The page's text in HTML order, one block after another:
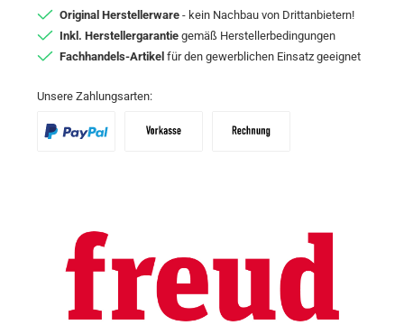
Original Herstellerware - kein Nachbau von Drittanbietern!
Inkl. Herstellergarantie gemäß Herstellerbedingungen
Fachhandels-Artikel für den gewerblichen Einsatz geeignet
Unsere Zahlungsarten: